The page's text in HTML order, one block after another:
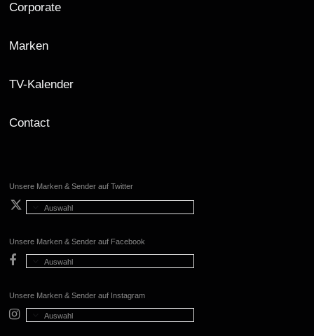
Corporate
Marken
TV-Kalender
Contact
Unsere Marken & Sender auf Twitter
Auswahl
Unsere Marken & Sender auf Facebook
Auswahl
Unsere Marken & Sender auf Instagram
Auswahl